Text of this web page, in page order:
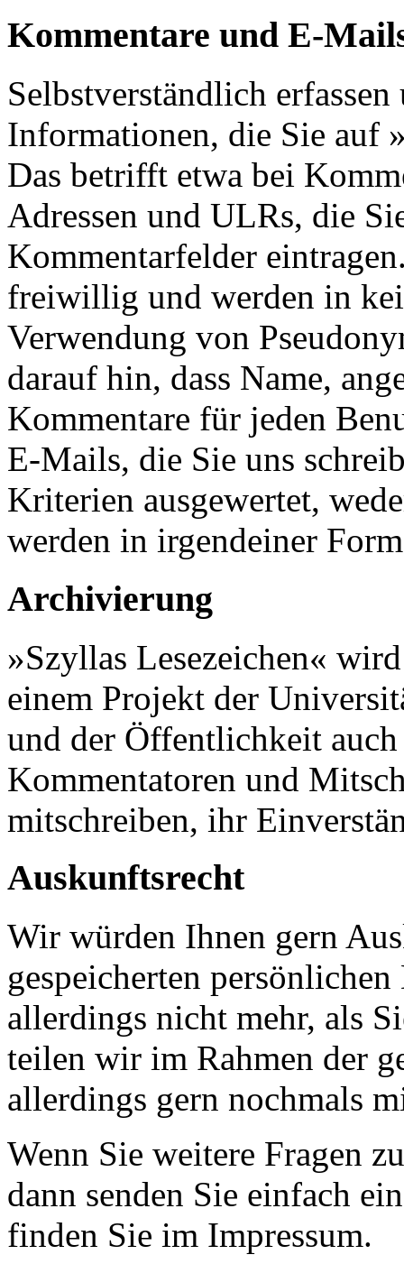
Kommentare und E-
Selbstverständlich
Informationen, die Sie auf
Das betrifft etwa bei
Adressen und ULRs, die
Kommentarfelder
freiwillig und werden in
Verwendung von
darauf hin, dass Name,
Kommentare für jeden
E-Mails, die Sie uns
Kriterien ausgewertet,
werden in irgendeiner
Archivierung
»Szyllas Lesezeichen«
einem Projekt der
und der Öffentlichkeit
Kommentatoren und
mitschreiben, ihr
Auskunftsrecht
Wir würden Ihnen gern
gespeicherten
allerdings nicht mehr, als
teilen wir im Rahmen der
allerdings gern nochmals
Wenn Sie weitere Fragen
dann senden Sie einfach
finden Sie im Impressum.